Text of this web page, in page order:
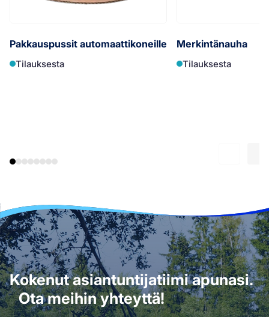
Pakkauspussit automaattikoneille
Tilauksesta
Merkintänauha
Tilauksesta
Kokenut asiantuntijatiimi apunasi.
Ota meihin yhteyttä!